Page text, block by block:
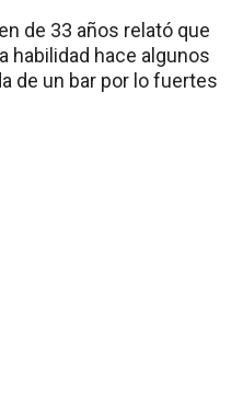
de 33 años relató que
habilidad hace algunos
de un bar por lo fuertes